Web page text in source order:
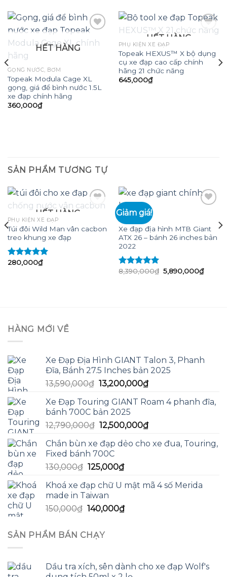
HẾT HÀNG
GỌNG NƯỚC, BƠM
Topeak Modula Cage XL
gọng, giá để bình nước 1.5L
xe đạp chính hãng
360,000₫
Add to
wishlist
HẾT HÀNG
PHỤ KIỆN XE ĐẠP
Topeak HEXUS™ X bộ dụng
cụ xe đạp cao cấp chính
hãng 21 chức năng
645,000₫
SẢN PHẨM TƯƠNG TỰ
Add to
HẾT HÀNG
PHỤ KIỆN XE ĐẠP
Túi đôi Wild Man vân cacbon
treo khung xe đạp
Được xếp
280,000₫
Giảm giá!
Add to
wishlist
XE ĐẠP
Xe đạp địa hình MTB Giant
ATX 26 – bánh 26 inches bản
2022
Được xếp
8,390,000₫ Giá
gốc
5,890,000₫Giá
hiện
HÀNG MỚI VỀ
Xe Đạp Địa Hình GIANT Talon 3, Phanh
Đĩa, Bánh 27.5 Inches bản 2025
13,590,000₫ Giá
là:
13,590,000₫.
13,200,000₫Giá
tại
13,200,000₫.
Xe Đạp Touring GIANT Roam 4 phanh đĩa,
bánh 700C bản 2025
12,790,000₫ Giá
là:
12,790,000₫.
12,500,000₫Giá
tại
Chắn bùn xe đạp dẻo cho xe đua, Touring,
Fixed bánh 700C
130,000₫ Giá
là:
130,000₫.
125,000₫Giá
tại
125,000₫.
Khoá xe đạp chữ U mật mã 4 số Merida
made in Taiwan
150,000₫ Giá
là:
150,000₫.
140,000₫Giá
SẢN PHẨM BÁN CHẠY
Dầu tra xích, sên dành cho xe đạp Wolf's